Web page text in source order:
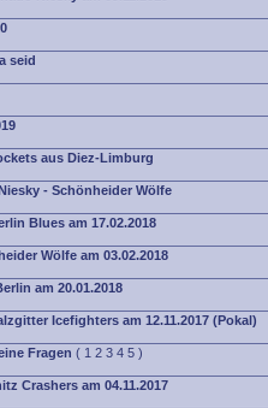
seid
aus Diez-Limburg
- Schönheider Wölfe
Blues am 17.02.2018
Wölfe am 03.02.2018
am 20.01.2018
Icefighters am 12.11.2017 (Pokal)
Fragen ( 1 2 3 4 5 )
Crashers am 04.11.2017